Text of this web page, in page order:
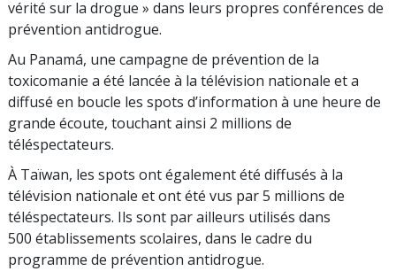
vérité sur la drogue » dans leurs propres conférences de
prévention antidrogue.
Au Panamá, une campagne de prévention de la
toxicomanie a été lancée à la télévision nationale et a
diffusé en boucle les spots d’information à une heure de
grande écoute, touchant ainsi 2 millions de
téléspectateurs.
À Taïwan, les spots ont également été diffusés à la
télévision nationale et ont été vus par 5 millions de
téléspectateurs. Ils sont par ailleurs utilisés dans
500 établissements scolaires, dans le cadre du
programme de prévention antidrogue.